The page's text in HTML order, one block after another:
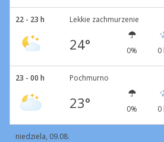
22 - 23 h Lekkie zachmurzenie
24° 0% 0
23 - 00 h Pochmurno
23° 0% 0
niedziela, 09.08.